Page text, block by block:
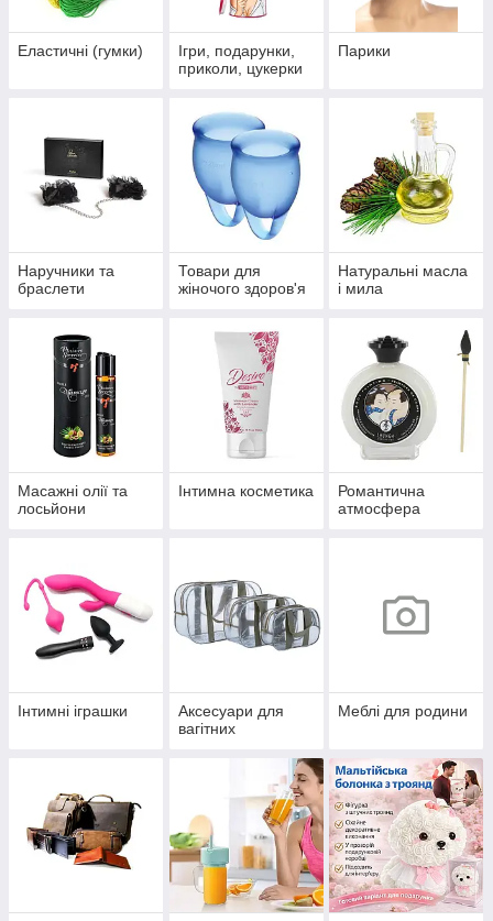
Еластичні (гумки)
Ігри, подарунки,
приколи, цукерки
Парики
Наручники та
браслети
Товари для
жіночого здоров'я
Натуральні масла
і мила
Масажні олії та
лосьйони
Інтимна косметика
Романтична
атмосфера
Інтимні іграшки
Аксесуари для
вагітних
Меблі для родини